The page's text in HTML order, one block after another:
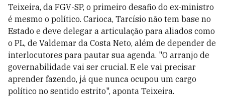
Teixeira, da FGV-SP, o primeiro desafio do ex-ministro
é mesmo o político. Carioca, Tarcísio não tem base no
Estado e deve delegar a articulação para aliados como
o PL, de Valdemar da Costa Neto, além de depender de
interlocutores para pautar sua agenda. "O arranjo de
governabilidade vai ser crucial. E ele vai precisar
aprender fazendo, já que nunca ocupou um cargo
político no sentido estrito", aponta Teixeira.